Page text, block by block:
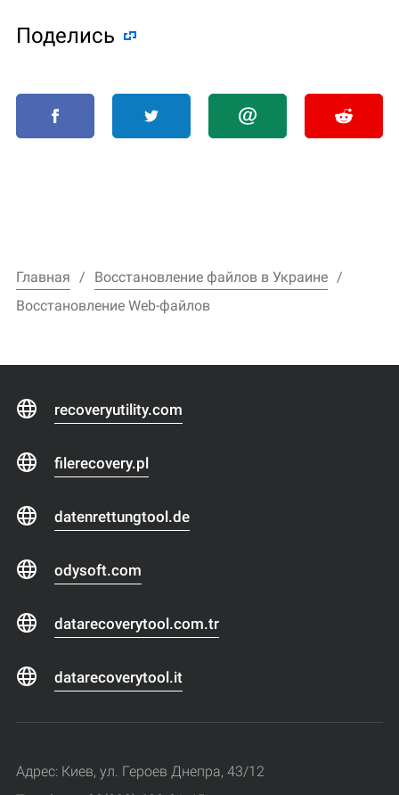
Поделиcь
Главная
Восстановление файлов в Украине
Восстановление Web-файлов
recoveryutility.com
filerecovery.pl
datenrettungtool.de
odysoft.com
datarecoverytool.com.tr
datarecoverytool.it
Адрес: Киев, ул. Героев Днепра, 43/12